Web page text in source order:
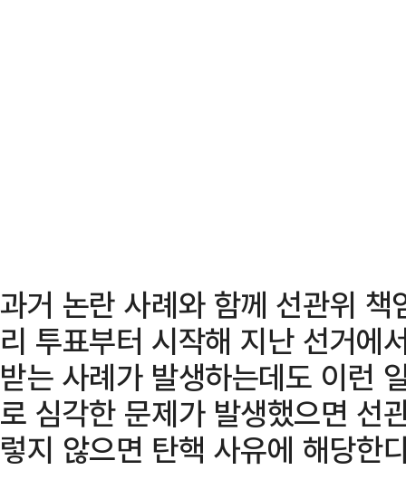
과거 논란 사례와 함께 선관위
리 투표부터 시작해 지난 선거에
받는 사례가 발생하는데도 이런
로 심각한 문제가 발생했으면 선
렇지 않으면 탄핵 사유에 해당한